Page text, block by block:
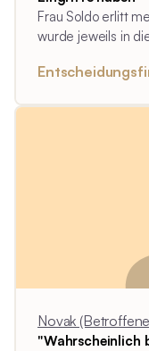
Frau Soldo erlitt
wurde jeweils in
abschätzen.
Novak
"Wahrscheinlich